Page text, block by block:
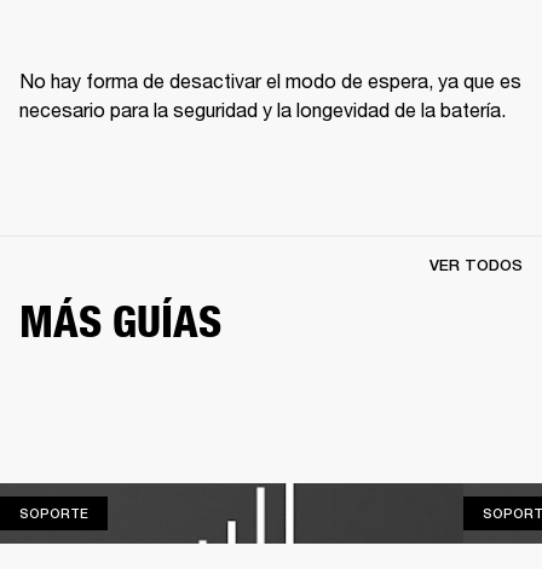
No hay forma de desactivar el modo de espera, ya que es
necesario para la seguridad y la longevidad de la batería.
MÁS GUÍAS
VER TODOS
SOPORTESOPORTE